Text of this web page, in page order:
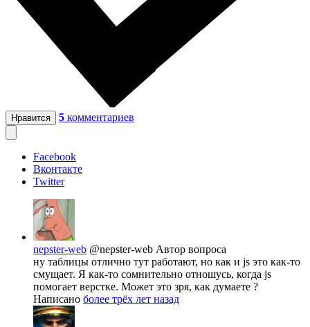
Нравится 5 комментариев
Facebook
Вконтакте
Twitter
nepster-web @nepster-web Автор вопроса
ну таблицы отлично тут работают, но как и js это как-то
смущает. Я как-то сомнительно отношусь, когда js
помогает верстке. Может это зря, как думаете ?
Написано более трёх лет назад